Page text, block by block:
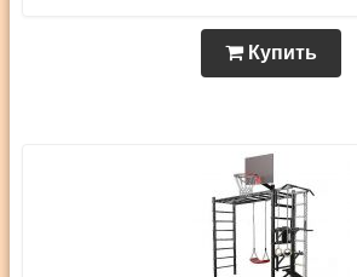
Купить